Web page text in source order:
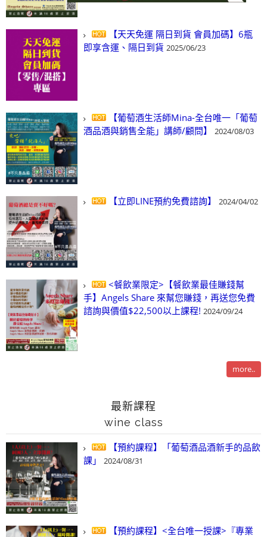
【天天免運 隔日到貨 會員加碼】6瓶
即享含運、隔日到貨 2025/06/23
【葡萄酒生活師Mina-全台唯一「葡萄
酒品酒與銷售全能」講師/顧問】
2024/08/03
【立即LINE預約免費諮詢】 2024/04/02
<餐飲業限定>【餐飲業最佳賺錢幫
手】Angels Share 來幫您賺錢，再送您免費
諮詢與價值$22,500以上課程! 2024/09/24
more..
最新課程
wine class
【預約課程】「葡萄酒品酒新手的品飲
課」
2024/08/31
【預約課程】<全台唯一授課>『專業